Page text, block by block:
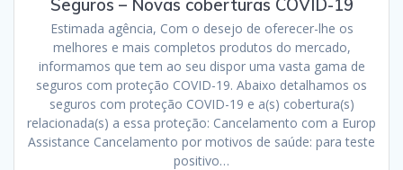
Seguros – Novas coberturas COVID-19
Estimada agência, Com o desejo de oferecer-lhe os
melhores e mais completos produtos do mercado,
informamos que tem ao seu dispor uma vasta gama de
seguros com proteção COVID-19. Abaixo detalhamos os
seguros com proteção COVID-19 e a(s) cobertura(s)
relacionada(s) a essa proteção: Cancelamento com a Europ
Assistance Cancelamento por motivos de saúde: para teste
positivo…